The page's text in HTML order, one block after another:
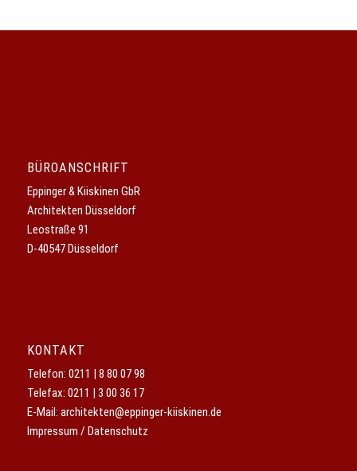
BÜROANSCHRIFT
Eppinger & Kiiskinen GbR
Architekten Düsseldorf
Leostraße 91
D-40547 Düsseldorf
KONTAKT
Telefon: 0211 | 8 80 07 98
Telefax: 0211 | 3 00 36 17
E-Mail: architekten@eppinger-kiiskinen.de
Impressum / Datenschutz